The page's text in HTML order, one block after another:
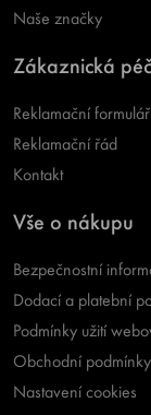
Naše značky
Zákaznická
Reklamační formulář
Reklamační řád
Kontakt
Vše o nákupu
Bezpečnostní
Dodací a platební
Podmínky užití
Obchodní podmínky
Nastavení cookies